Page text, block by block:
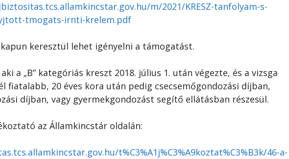
m/2021/KRESZ-tanfolyam-s-
tmogats-irnti-krelem.pdf
keresztül lehet igényelni a támogatást.
a „B” kategóriás kreszt 2018. július 1. után végezte, és a vizsga
fiatalabb, 20 éves kora után pedig csecsemőgondozási díjban,
díjban, vagy gyermekgondozást segítő ellátásban részesül.
az Államkincstár oldalán:
t%C3%A1j%C3%A9koztat%C3%B3k/46-a-